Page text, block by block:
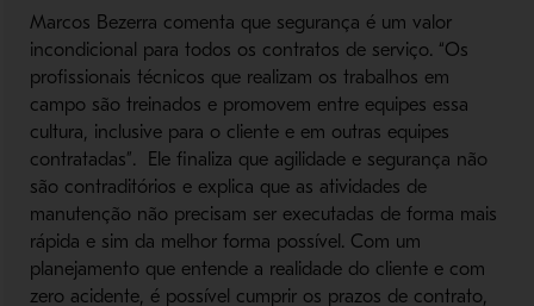
Marcos Bezerra comenta que segurança é um valor
incondicional para todos os contratos de serviço. “Os
profissionais técnicos que realizam os trabalhos em
campo são treinados e promovem entre equipes essa
cultura, inclusive para o cliente e em outras equipes
contratadas”. Ele finaliza que agilidade e segurança não
são contraditórios e explica que as atividades de
manutenção não precisam ser executadas de forma mais
rápida e sim da melhor forma possível. Com um
planejamento que entende a realidade do cliente e com
zero acidente, é possível cumprir os prazos de contrato,